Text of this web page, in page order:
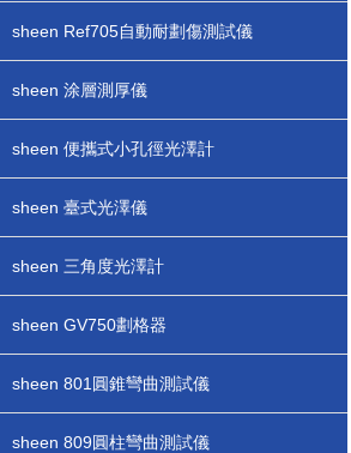
sheen Ref705自動耐劃傷測試儀
sheen 涂層測厚儀
sheen 便攜式小孔徑光澤計
sheen 臺式光澤儀
sheen 三角度光澤計
sheen GV750劃格器
sheen 801圓錐彎曲測試儀
sheen 809圓柱彎曲測試儀